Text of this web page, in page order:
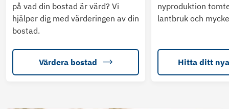
på vad din bostad är värd? Vi
hjälper dig med värderingen av din
bostad.
Värdera bostad
nyproduktion
lantbruk och
Hitta ditt